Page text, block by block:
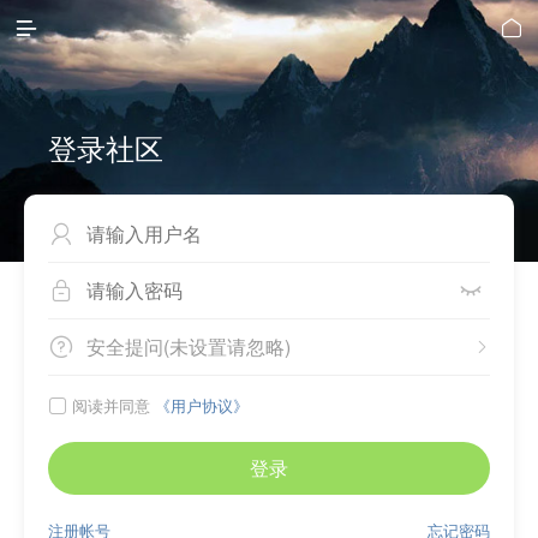
 
登录社区

 
 
安全提问(未设置请忽略)
 阅读并同意 《用户协议》
登录
忘记密码
注册帐号